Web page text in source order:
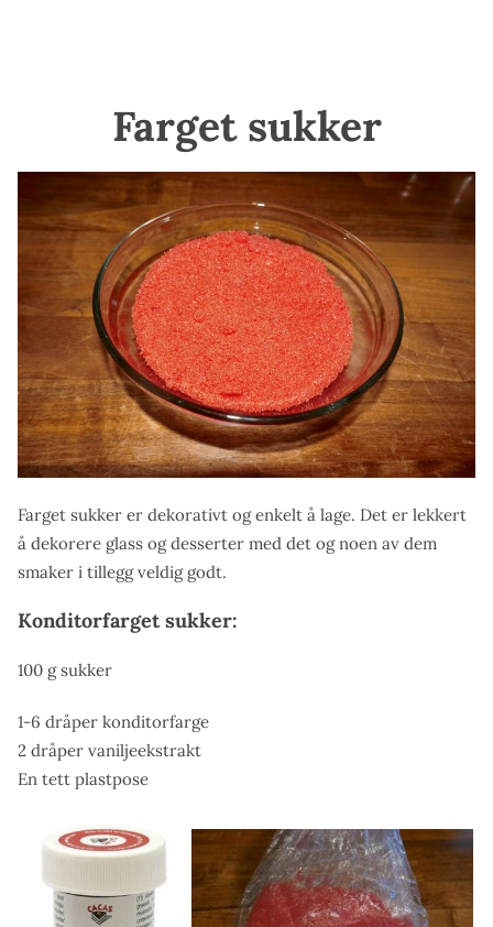
Farget sukker
Farget sukker er dekorativt og enkelt å lage. Det er lekkert
å dekorere glass og desserter med det og noen av dem
smaker i tillegg veldig godt.
Konditorfarget sukker:
100 g sukker
1-6 dråper konditorfarge
2 dråper vaniljeekstrakt
En tett plastpose